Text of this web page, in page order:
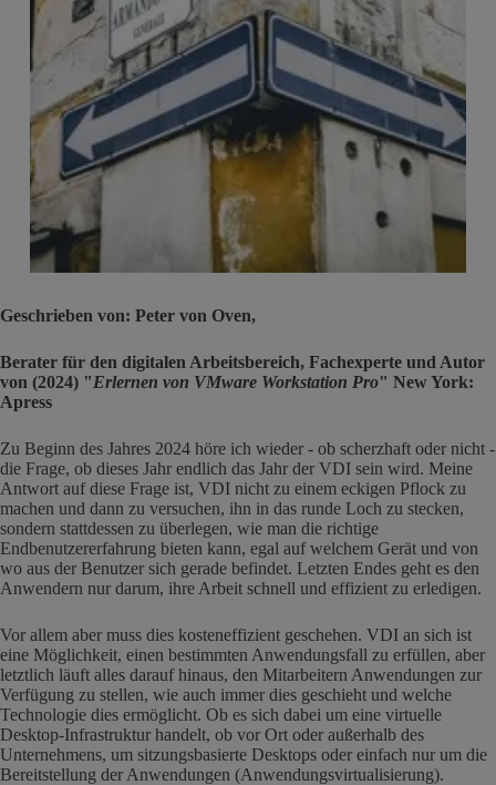
Geschrieben von: Peter von Oven,
Berater für den digitalen Arbeitsbereich, Fachexperte und Autor
von (2024) "Erlernen von VMware Workstation Pro" New York:
Apress
Zu Beginn des Jahres 2024 höre ich wieder - ob scherzhaft oder nicht -
die Frage, ob dieses Jahr endlich das Jahr der VDI sein wird. Meine
Antwort auf diese Frage ist, VDI nicht zu einem eckigen Pflock zu
machen und dann zu versuchen, ihn in das runde Loch zu stecken,
sondern stattdessen zu überlegen, wie man die richtige
Endbenutzererfahrung bieten kann, egal auf welchem Gerät und von
wo aus der Benutzer sich gerade befindet. Letzten Endes geht es den
Anwendern nur darum, ihre Arbeit schnell und effizient zu erledigen.
Vor allem aber muss dies kosteneffizient geschehen. VDI an sich ist
eine Möglichkeit, einen bestimmten Anwendungsfall zu erfüllen, aber
letztlich läuft alles darauf hinaus, den Mitarbeitern Anwendungen zur
Verfügung zu stellen, wie auch immer dies geschieht und welche
Technologie dies ermöglicht. Ob es sich dabei um eine virtuelle
Desktop-Infrastruktur handelt, ob vor Ort oder außerhalb des
Unternehmens, um sitzungsbasierte Desktops oder einfach nur um die
Bereitstellung der Anwendungen (Anwendungsvirtualisierung).